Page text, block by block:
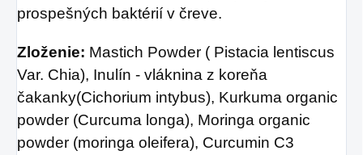
prospešných baktérií v čreve.
Zloženie: Mastich Powder ( Pistacia lentiscus
Var. Chia), Inulín - vláknina z koreňa
čakanky(Cichorium intybus), Kurkuma organic
powder (Curcuma longa), Moringa organic
powder (moringa oleifera), Curcumin C3